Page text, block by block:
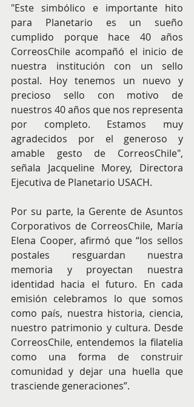
"Este simbólico e importante hito
para Planetario es un sueño
cumplido porque hace 40 años
CorreosChile acompañó el inicio de
nuestra institución con un sello
postal. Hoy tenemos un nuevo y
precioso sello con motivo de
nuestros 40 años que nos representa
por completo. Estamos muy
agradecidos por el generoso y
amable gesto de CorreosChile",
señala Jacqueline Morey, Directora
Ejecutiva de Planetario USACH.
Por su parte, la Gerente de Asuntos
Corporativos de CorreosChile, María
Elena Cooper, afirmó que “los sellos
postales resguardan nuestra
memoria y proyectan nuestra
identidad hacia el futuro. En cada
emisión celebramos lo que somos
como país, nuestra historia, ciencia,
nuestro patrimonio y cultura. Desde
CorreosChile, entendemos la filatelia
como una forma de construir
comunidad y dejar una huella que
trasciende generaciones”.